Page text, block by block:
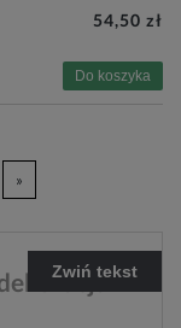
54,50 zł
Do koszyka
»
Zwiń tekst